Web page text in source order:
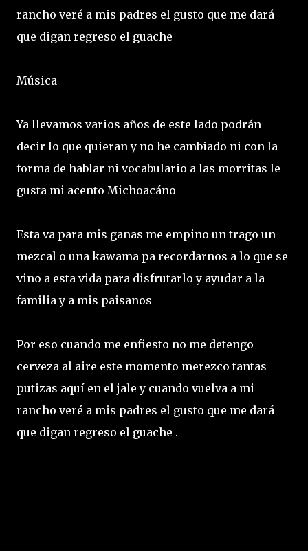
rancho veré a mis padres el gusto que me dará
que digan regreso el guache
Música
Ya llevamos varios años de este lado podrán
decir lo que quieran y no he cambiado ni con la
forma de hablar ni vocabulario a las morritas le
gusta mi acento Michoacáno
Esta va para mis ganas me empino un trago un
mezcal o una kawama pa recordarnos a lo que se
vino a esta vida para disfrutarlo y ayudar a la
familia y a mis paisanos
Por eso cuando me enfiesto no me detengo
cerveza al aire este momento merezco tantas
putizas aquí en el jale y cuando vuelva a mi
rancho veré a mis padres el gusto que me dará
que digan regreso el guache .